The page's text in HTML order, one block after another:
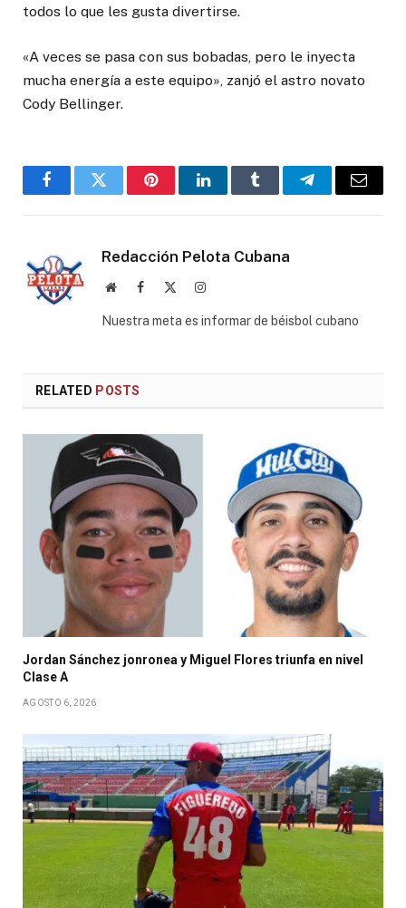
todos lo que les gusta divertirse.
«A veces se pasa con sus bobadas, pero le inyecta
mucha energía a este equipo», zanjó el astro novato
Cody Bellinger.
FacebookTwitter PinterestLinkedInTumblr TelegramEmail
Redacción Pelota Cubana
WebsiteFacebook Instagram
Nuestra meta es informar de béisbol cubano
RELATED POSTS
Jordan Sánchez jonronea y Miguel Flores triunfa en nivel
Clase A
AGOSTO 6, 2026